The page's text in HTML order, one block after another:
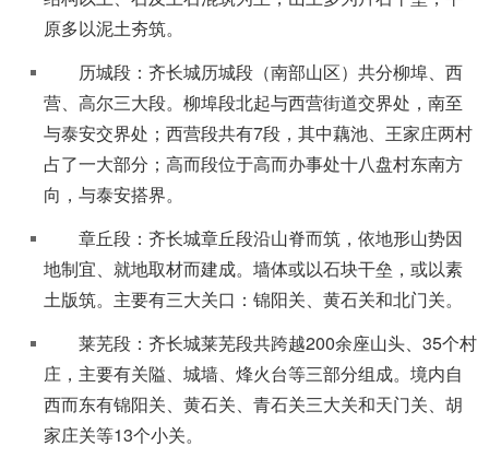
原多以泥土夯筑。
历城段：齐长城历城段（南部山区）共分柳埠、西
营、高尔三大段。柳埠段北起与西营街道交界处，南至
与泰安交界处；西营段共有7段，其中藕池、王家庄两村
占了一大部分；高而段位于高而办事处十八盘村东南方
向，与泰安搭界。
章丘段：齐长城章丘段沿山脊而筑，依地形山势因
地制宜、就地取材而建成。墙体或以石块干垒，或以素
土版筑。主要有三大关口：锦阳关、黄石关和北门关。
莱芜段：齐长城莱芜段共跨越200余座山头、35个村
庄，主要有关隘、城墙、烽火台等三部分组成。境内自
西而东有锦阳关、黄石关、青石关三大关和天门关、胡
家庄关等13个小关。